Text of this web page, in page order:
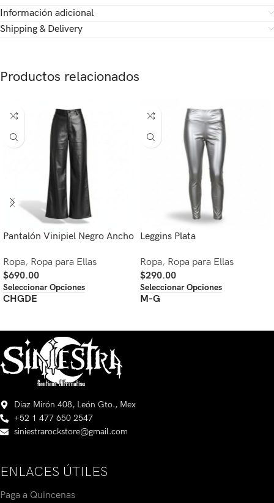
Información adicional
Shipping & Delivery
Productos relacionados
Pantalón Vinipiel Negro Ancho
Ropa, Ropa para Ellas
$690.00
Seleccionar Opciones
CHGDE
Leggins Plata
Ropa, Ropa para Ellas
$290.00
Seleccionar Opciones
M-G
Diaz Mirón 408, León Gto., Mex
+52 1 477 650 2547
siniestrarockstore@gmail.com
ENLACES ÚTILES
Paga a Quincenas